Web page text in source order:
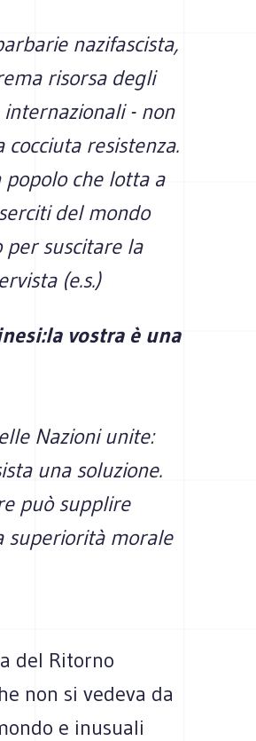
nazifascista,
risorsa degli
- non
resistenza.
che lotta a
del mondo
suscitare la
(e.s.)
vostra è una
Nazioni unite:
una soluzione.
può supplire
superiorità morale
del Ritorno
non si vedeva da
e inusuali